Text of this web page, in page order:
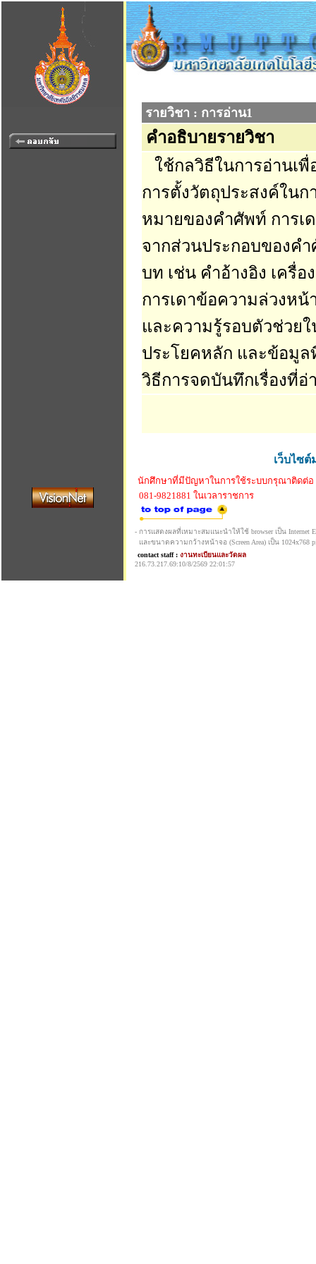
รายวิชา : การอ่าน1
คำอธิบายรายวิชา
ใช้กลวิธีในการอ่านเพื่
การตั้งวัตถุประสงค์ใน
หมายของคำศัพท์ การ
จากส่วนประกอบของค
บท เช่น คำอ้างอิง เครื่
การเดาข้อความล่วงหน้
และความรู้รอบตัวช่วย
ประโยคหลัก และข้อมู
วิธีการจดบันทึกเรื่องที่อ่
เว็บไซ
นักศึกษาที่มีปัญหาในการใช้ระบบกรุณาติดต่อ
081-9821881 ในเวลาราชการ
- การแสดงผลที่เหมาะสมแนะนำให้ใช้ browser เป็น Internet
และขนาดความกว้างหน้าจอ (Screen Area) เป็น 1024x768
contact staff : งานทะเบียนและวัดผล
216.73.217.69:10/8/2569 22:01:57